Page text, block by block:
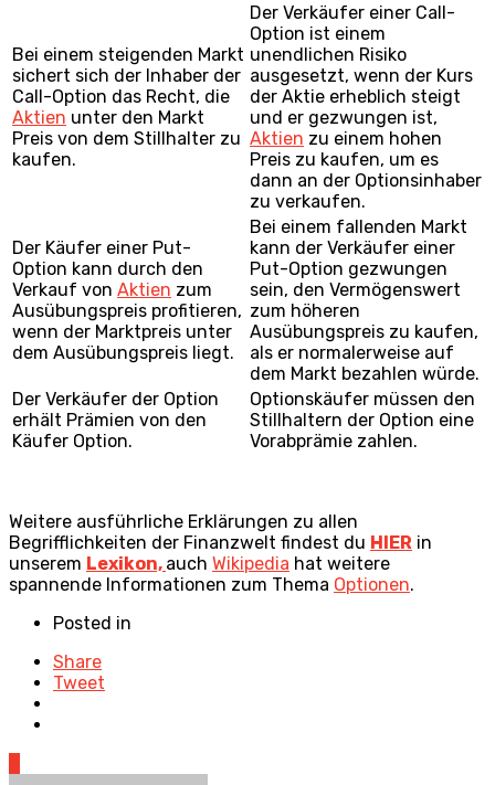
Bei einem steigenden Markt
sichert sich der Inhaber der
Call-Option das Recht, die
Aktien unter den Markt
Preis von dem Stillhalter zu
kaufen.
Der Verkäufer einer Call-
Option ist einem
unendlichen Risiko
ausgesetzt, wenn der Kurs
der Aktie erheblich steigt
und er gezwungen ist,
Aktien zu einem hohen
Preis zu kaufen, um es
dann an der Optionsinhaber
zu verkaufen.
Der Käufer einer Put-
Option kann durch den
Verkauf von Aktien zum
Ausübungspreis profitieren,
wenn der Marktpreis unter
dem Ausübungspreis liegt.
Bei einem fallenden Markt
kann der Verkäufer einer
Put-Option gezwungen
sein, den Vermögenswert
zum höheren
Ausübungspreis zu kaufen,
als er normalerweise auf
dem Markt bezahlen würde.
Der Verkäufer der Option
erhält Prämien von den
Käufer Option.
Optionskäufer müssen den
Stillhaltern der Option eine
Vorabprämie zahlen.
Weitere ausführliche Erklärungen zu allen
Begrifflichkeiten der Finanzwelt findest du HIER in
unserem Lexikon, auch Wikipedia hat weitere
spannende Informationen zum Thema Optionen.
Posted in
Share
Tweet